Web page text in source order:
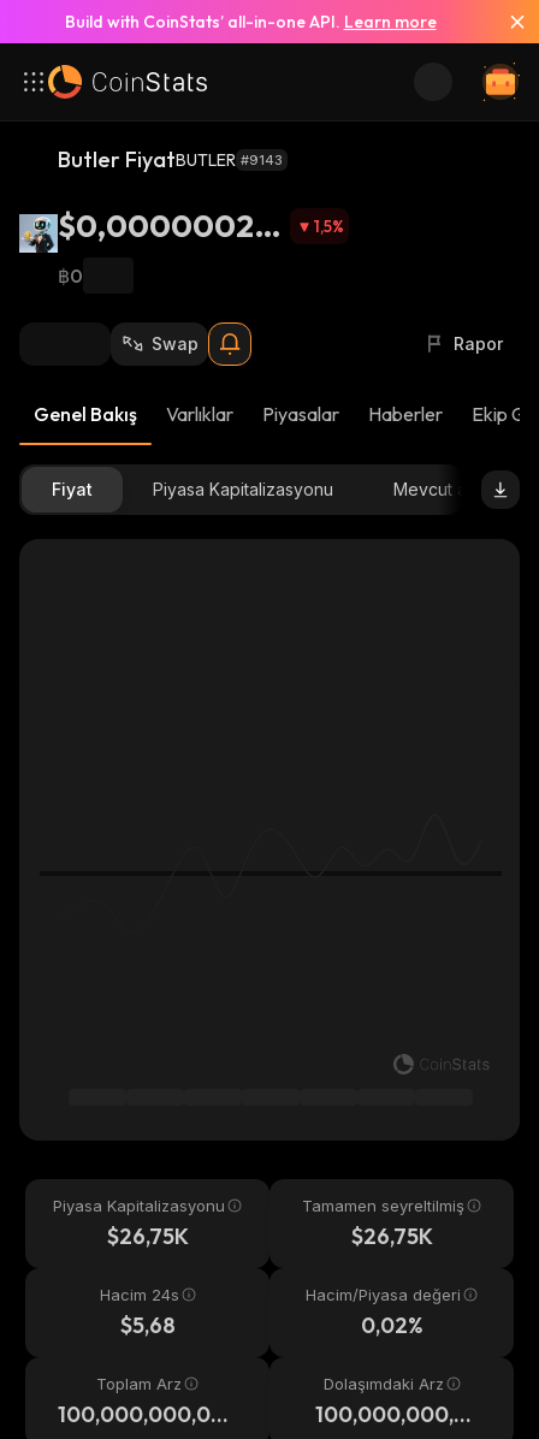
Build with CoinStats’ all-in-one API. Learn more
Butler FiyatBUTLER #9143
$0,00000026
75
1,5%
฿0
Swap Rapor
Genel Bakış Varlıklar Piyasalar Haberler Ekip
Fiyat Piyasa Kapitalizasyonu Mevcut arz
Piyasa Kapitalizasyonu
$26,75K
Tamamen seyreltilmiş
$26,75K
Hacim 24s
$5,68
Hacim/Piyasa değeri
0,02%
Toplam Arz
100,000,000,00
Dolaşımdaki Arz
100,000,000,00